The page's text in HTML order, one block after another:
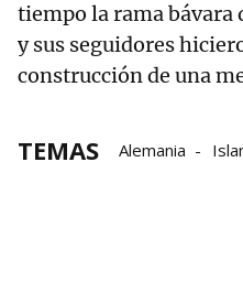
tiempo la rama bávara
y sus seguidores
construcción de una
TEMAS Alemania